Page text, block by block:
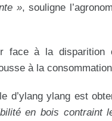
», souligne
face à la
à la
d’ylang ylang est
en bois contraint